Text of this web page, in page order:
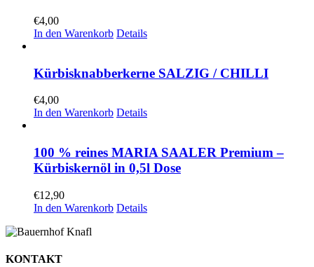
€4,00
In den Warenkorb Details
Kürbisknabberkerne SALZIG / CHILLI
€4,00
In den Warenkorb Details
100 % reines MARIA SAALER Premium –
Kürbiskernöl in 0,5l Dose
€12,90
In den Warenkorb Details
KONTAKT